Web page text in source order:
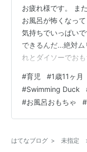
お疲れ様です。 ま
お風呂が怖くなっ
気持ちでいっぱい
できるんだ…絶対ム
れとダイソーでお
DAISO（ダイソー
す。 棒で大きいア
なります。 棒上下
裏面にはこのよう
た。…
#育児 #1歳11ヶ月
#Swimming Duck
#お風呂おもちゃ #
はてなブログ > 未指定